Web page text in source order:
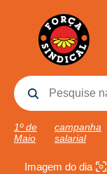
1º de
Maio
campanha
salarial
Imagem do dia